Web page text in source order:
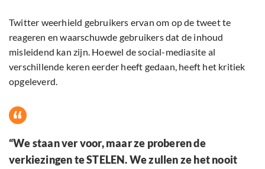
Twitter weerhield gebruikers ervan om op de tweet te
reageren en waarschuwde gebruikers dat de inhoud
misleidend kan zijn. Hoewel de social-mediasite al
verschillende keren eerder heeft gedaan, heeft het kritiek
opgeleverd.
“We staan ver voor, maar ze proberen de
verkiezingen te STELEN. We zullen ze het nooit